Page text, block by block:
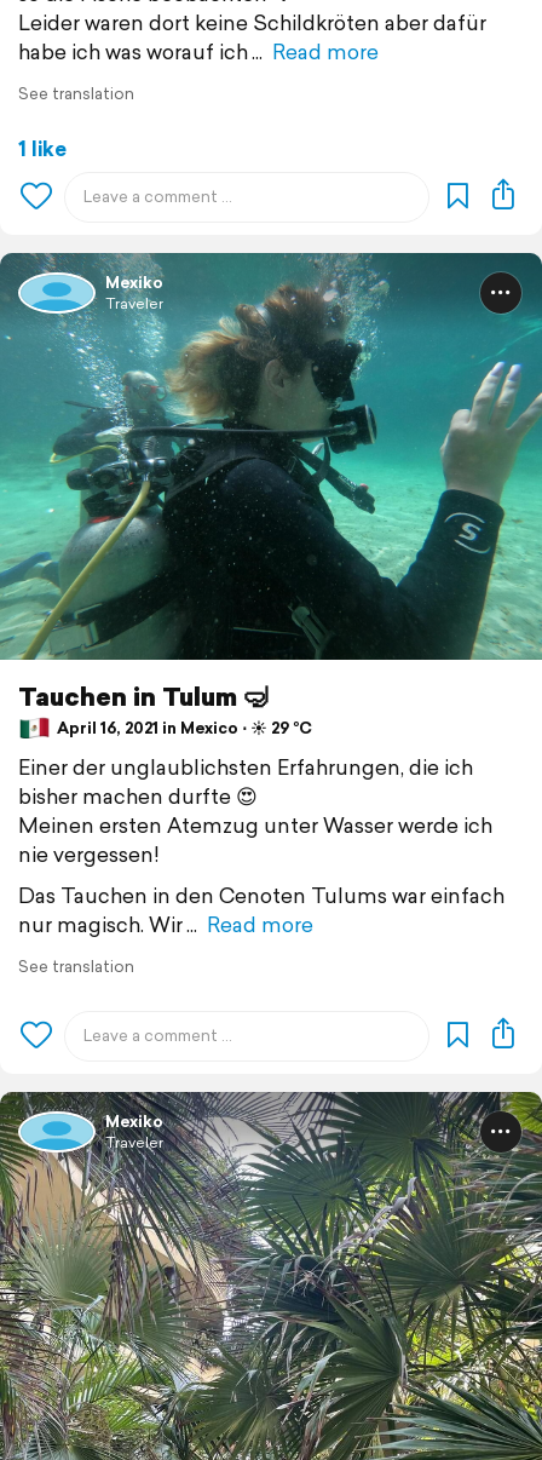
Leider waren dort keine Schildkröten aber dafür
habe ich was worauf ich
Read more
See translation
1 like
Mexiko
Traveler
Tauchen in Tulum 🤿
April 16, 2021 in Mexico ⋅ ☀️ 29 °C
Einer der unglaublichsten Erfahrungen, die ich
bisher machen durfte 😍
Meinen ersten Atemzug unter Wasser werde ich
nie vergessen!
Das Tauchen in den Cenoten Tulums war einfach
nur magisch. Wir
Read more
See translation
Mexiko
Traveler